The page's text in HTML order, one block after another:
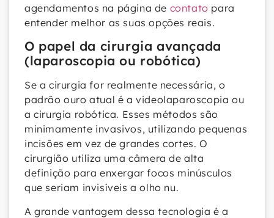
agendamentos na página de contato para
entender melhor as suas opções reais.
O papel da cirurgia avançada
(laparoscopia ou robótica)
Se a cirurgia for realmente necessária, o
padrão ouro atual é a videolaparoscopia ou
a cirurgia robótica. Esses métodos são
minimamente invasivos, utilizando pequenas
incisões em vez de grandes cortes. O
cirurgião utiliza uma câmera de alta
definição para enxergar focos minúsculos
que seriam invisíveis a olho nu.
A grande vantagem dessa tecnologia é a